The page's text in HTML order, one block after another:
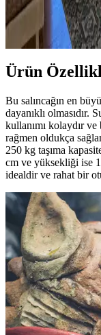
Yatak odasında
ve kişisel
Bu ipuçlarıyla odanız
Ürün
Bu salıncağın en
dayanıklı olmasıdır.
kullanımı kolaydır ve
rağmen oldukça
250 kg taşıma
cm ve yüksekliği ise
idealdir ve rahat bir